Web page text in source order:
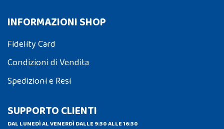
INFORMAZIONI SHOP
Fidelity Card
Condizioni di Vendita
Spedizioni e Resi
SUPPORTO CLIENTI
DAL LUNEDÌ AL VENERDÌ DALLE 9:30 ALLE 16:30